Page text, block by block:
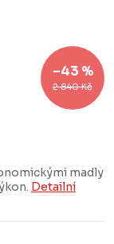
2 840 Kč
–43 %
madly
Detailní